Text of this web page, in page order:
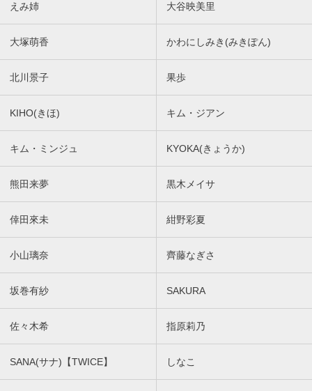
えみ姉 大谷映美里
大塚萌香 かわにしみき(みきぽん)
北川景子 果歩
KIHO(きほ) キム・ジアン
キム・ミンジュ KYOKA(きょうか)
熊田来夢 黒木メイサ
倖田來未 紺野彩夏
小山璃奈 齊藤なぎさ
坂巻有紗 SAKURA
佐々木希 指原莉乃
SANA(サナ)【TWICE】 しなこ